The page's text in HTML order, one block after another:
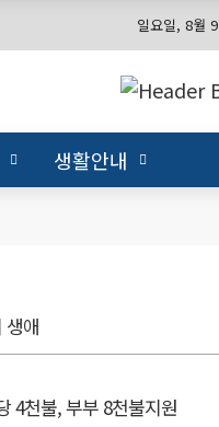
일요일, 8월 9
생활안내
생애
4천불, 부부 8천불지원